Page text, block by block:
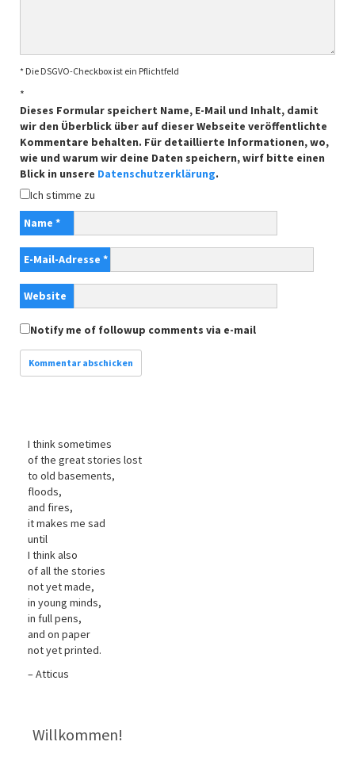
* Die DSGVO-Checkbox ist ein Pflichtfeld
*
Dieses Formular speichert Name, E-Mail und Inhalt, damit
wir den Überblick über auf dieser Webseite veröffentlichte
Kommentare behalten. Für detaillierte Informationen, wo,
wie und warum wir deine Daten speichern, wirf bitte einen
Blick in unsere Datenschutzerklärung.
Ich stimme zu
Name *
E-Mail-Adresse *
Website
Notify me of followup comments via e-mail
I think sometimes
of the great stories lost
to old basements,
floods,
and fires,
it makes me sad
until
I think also
of all the stories
not yet made,
in young minds,
in full pens,
and on paper
not yet printed.
– Atticus
Willkommen!